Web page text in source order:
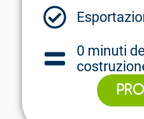
0 minuti